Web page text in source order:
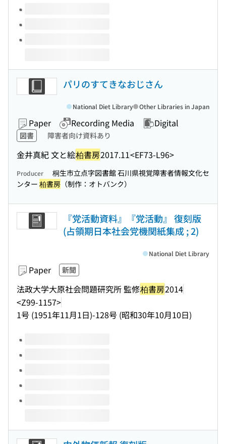
パリのすてきなおじさん
Paper Recording Media Digital
図書 障害者向け資料あり
金井真紀 文と絵柏書房2017.11<EF73-L96>
National Diet Library Other Libraries in Japan
Producer
桐生市立点字図書館 石川県視覚障害者情報文化セ
ンター 柏書房 （制作：オトバンク）
『党活動資料』『党活動』 復刻版
(占領期日本社会党機関紙集成 ; 2)
Paper 新聞
法政大学大原社会問題研究所 監修柏書房2014
<Z99-1157>
1号 (1951年11月1日)-128号 (昭和30年10月10日)
National Diet Library
Volumes of this title